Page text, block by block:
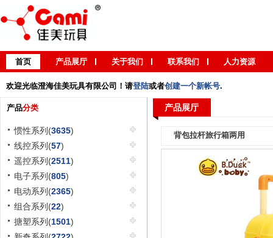
首页 产品展厅 关于我们 联系我们 人力资源
欢迎光临澄海佳美玩具有限公司！请登陆或者创建一个新帐号.
产品分类
惯性系列(3635)
线控系列(57)
遥控系列(2511)
电子系列(805)
电动系列(2365)
组合系列(22)
搪塑系列(1501)
产品展厅
背包拉杆旅行箱两用